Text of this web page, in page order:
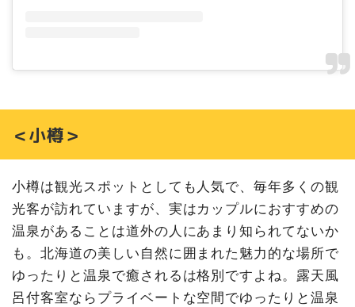
＜小樽＞
小樽は観光スポットとしても人気で、毎年多くの観
光客が訪れていますが、実はカップルにおすすめの
温泉があることは道外の人にあまり知られてないか
も。北海道の美しい自然に囲まれた魅力的な場所で
ゆったりと温泉で癒されるは格別ですよね。露天風
呂付客室ならプライベートな空間でゆったりと温泉